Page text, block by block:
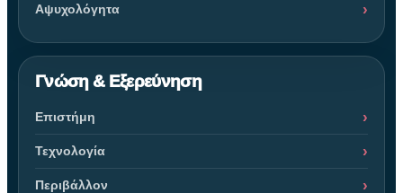
Αψυχολόγητα
Γνώση & Εξερεύνηση
Επιστήμη
Τεχνολογία
Περιβάλλον